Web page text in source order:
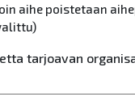
aihe poistetaan
tarjoavan